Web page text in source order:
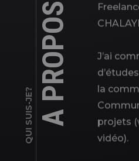
QUI SUIS-JE?A PROPOS
J’ai
la
projets
vidéo).